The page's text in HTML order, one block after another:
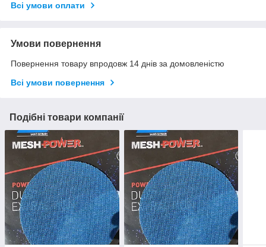
Всі умови оплати
Умови повернення
Повернення товару впродовж 14 днів за домовленістю
Всі умови повернення
Подібні товари компанії